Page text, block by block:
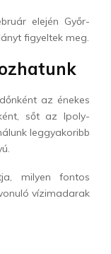
elején Győr-
figyeltek meg.
az énekes
sőt az Ipoly-
leggyakoribb
milyen fontos
vízimadarak